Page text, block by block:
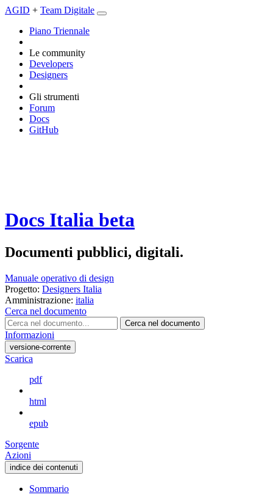
AGID + Team Digitale
Piano Triennale
Le community
Developers
Designers
Gli strumenti
Forum
Docs
GitHub
Docs Italia beta
Documenti pubblici, digitali.
Manuale operativo di design
Progetto: Designers Italia
Amministrazione: italia
Cerca nel documento
Cerca nel documento
Informazioni
versione-corrente
Scarica
pdf
html
epub
Sorgente
Azioni
indice dei contenuti
Sommario